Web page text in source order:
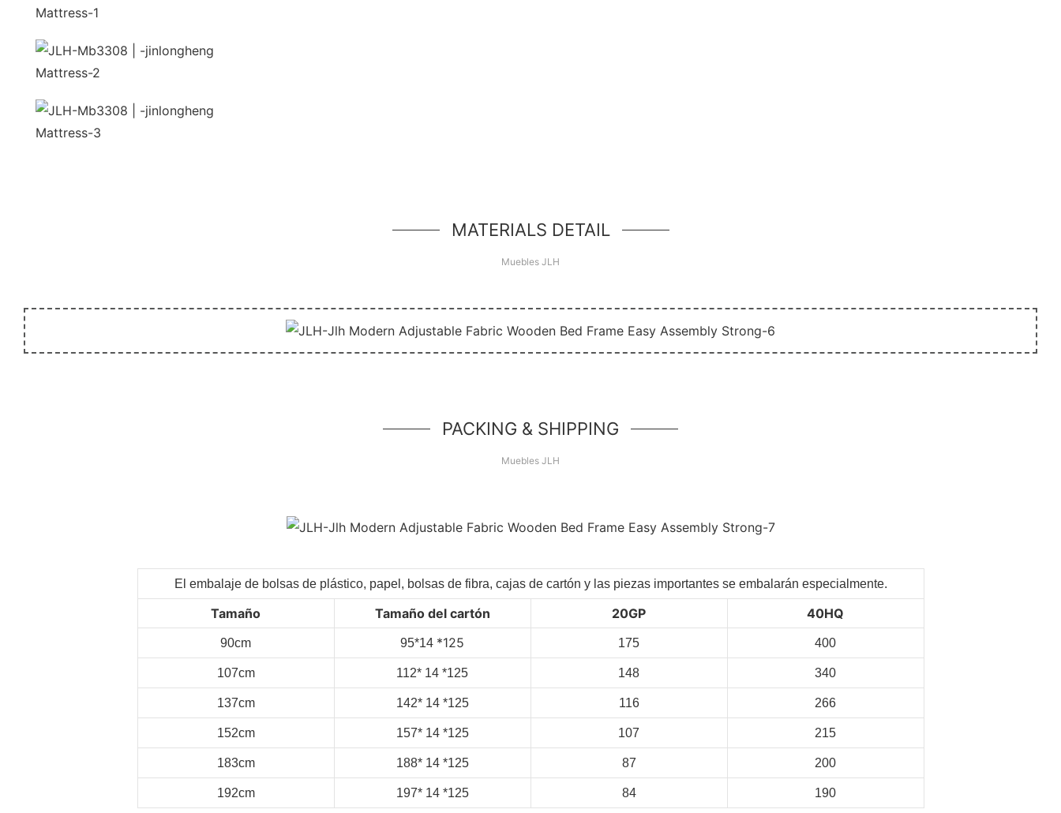
MATERIALS DETAIL
Muebles JLH
PACKING & SHIPPING
Muebles JLH
El embalaje de bolsas de plástico, papel, bolsas de fibra, cajas de cartón y las piezas importantes se embalarán especialmente.
Tamaño Tamaño del cartón 20GP 40HQ
90cm 95*14 *125 175 400
107cm 112* 14 *125 148 340
137cm 142* 14 *125 116 266
152cm 157* 14 *125 107 215
183cm 188* 14 *125 87 200
192cm 197* 14 *125 84 190